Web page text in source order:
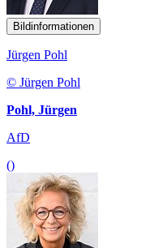
Bildinformationen
Jürgen Pohl
© Jürgen Pohl
Pohl, Jürgen
AfD
()